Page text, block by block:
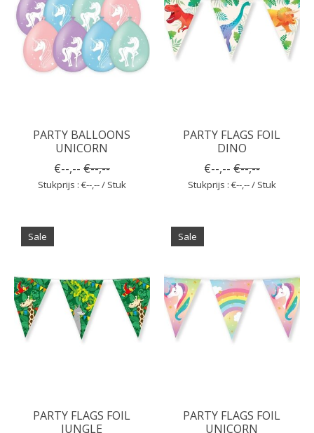
PARTY BALLOONS
UNICORN
€--,-- €--,--
Stukprijs : €--,-- / Stuk
PARTY FLAGS FOIL
DINO
€--,-- €--,--
Stukprijs : €--,-- / Stuk
Sale
PARTY FLAGS FOIL
JUNGLE
Sale
PARTY FLAGS FOIL
UNICORN